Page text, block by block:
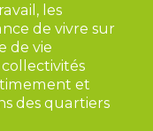
les
de vivre sur
de vie
et
des quartiers